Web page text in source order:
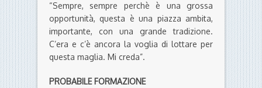
“Sempre, sempre perchè è una grossa
opportunità, questa è una piazza ambita,
importante, con una grande tradizione.
C’era e c’è ancora la voglia di lottare per
questa maglia. Mi creda”.
PROBABILE FORMAZIONE